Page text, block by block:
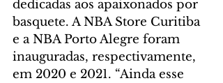
dedicadas aos apaixonados por
basquete. A NBA Store Curitiba
e a NBA Porto Alegre foram
inauguradas, respectivamente,
em 2020 e 2021. “Ainda esse